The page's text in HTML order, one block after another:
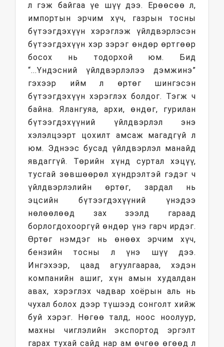
л гэж байгаа үе шүү дээ. Ерөөсөө л,
импортын эрчим хүч, газрын тосны
бүтээгдэхүүн хэрэглэж үйлдвэрлэсэн
бүтээгдэхүүн хэр зэрэг өндөр өртгөөр
босох нь тодорхой юм. Бид
“...Үндэсний үйлдвэрлэлээ дэмжинэ”
гэхээр ийм л өртөг шингэсэн
бүтээгдэхүүн хэрэглэх болдог. Тэгж ч
байна. Ялангуяа, архи, өндөг, гурилан
бүтээгдэхүүний үйлдвэрлэл энэ
хэлэлцээрт цохилт амсаж магадгүй л
юм. Эднээс бусад үйлдвэрлэл манайд
явдаггүй. Төрийн хүнд суртал хэцүү,
тусгай зөвшөөрөл хүндрэлтэй гэдэг ч
үйлдвэрлэлийн өртөг, зардал нь
эцсийн бүтээгдэхүүний үнэдээ
нөлөөлөөд зах зээлд гараад
борлогдохооргүй өндөр үнэ гарч ирдэг.
Өртөг нэмдэг нь өнөөх эрчим хүч,
бензийн тосны л үнэ шүү дээ.
Ингэхээр, цаад агуулгаараа, хэдэн
компанийн ашиг, хүн амын худалдан
авах, хэрэглэх чадвар хоёрын аль нь
чухал болох дээр түшээд сонголт хийж
буй хэрэг. Нөгөө талд, ноос ноолуур,
махны чиглэлийн экспортод эргэлт
гарах тухай сайд нар ам өчгөө өгөөд л